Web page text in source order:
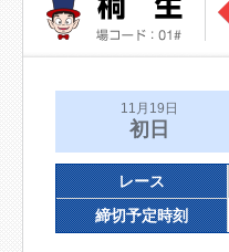
11月19日
初日
レース
締切予定時刻